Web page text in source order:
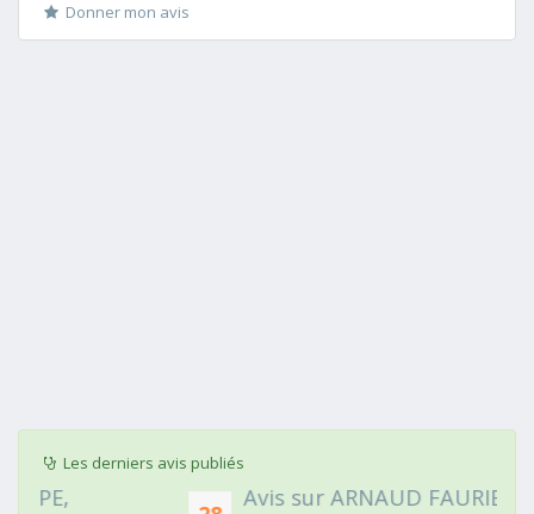
Donner mon avis
Les derniers avis publiés
Avis sur ARNAUD FAURIE, Médecin